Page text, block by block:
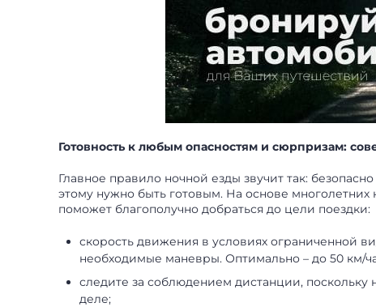
Готовность к любым опасностям и сюрпризам:
Главное правило ночной езды звучит так:
этому нужно быть готовым. На основе
поможет благополучно добраться до цели поездки:
скорость движения в условиях ограниченной
необходимые маневры. Оптимально – до 50 км/
следите за соблюдением дистанции, поскольку
деле;